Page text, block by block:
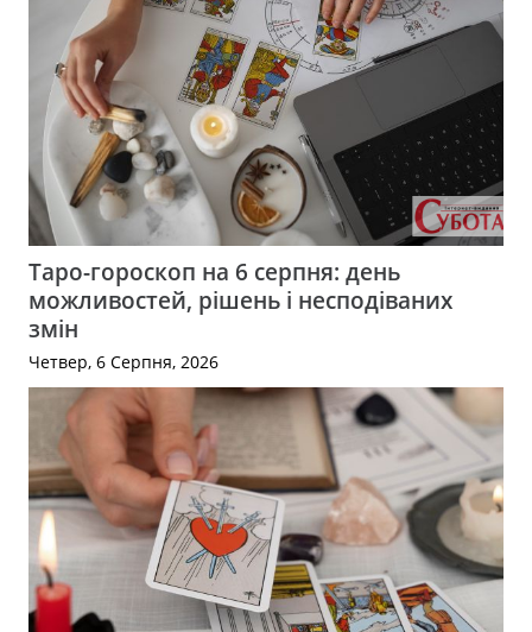
Таро-гороскоп на 6 серпня: день
можливостей, рішень і несподіваних
змін
Четвер, 6 Серпня, 2026